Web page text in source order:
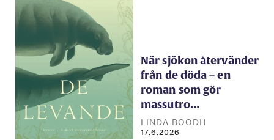
När sjökon återvänder
från de döda – en
roman som gör
massutro…
LINDA BOODH
17.6.2026